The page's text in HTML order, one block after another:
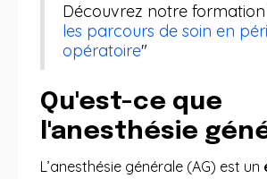
Découvrez notre
les parcours de soin en péri
opératoire"
Qu'est-ce que
l'anesthésie
L’anesthésie générale (AG) est un